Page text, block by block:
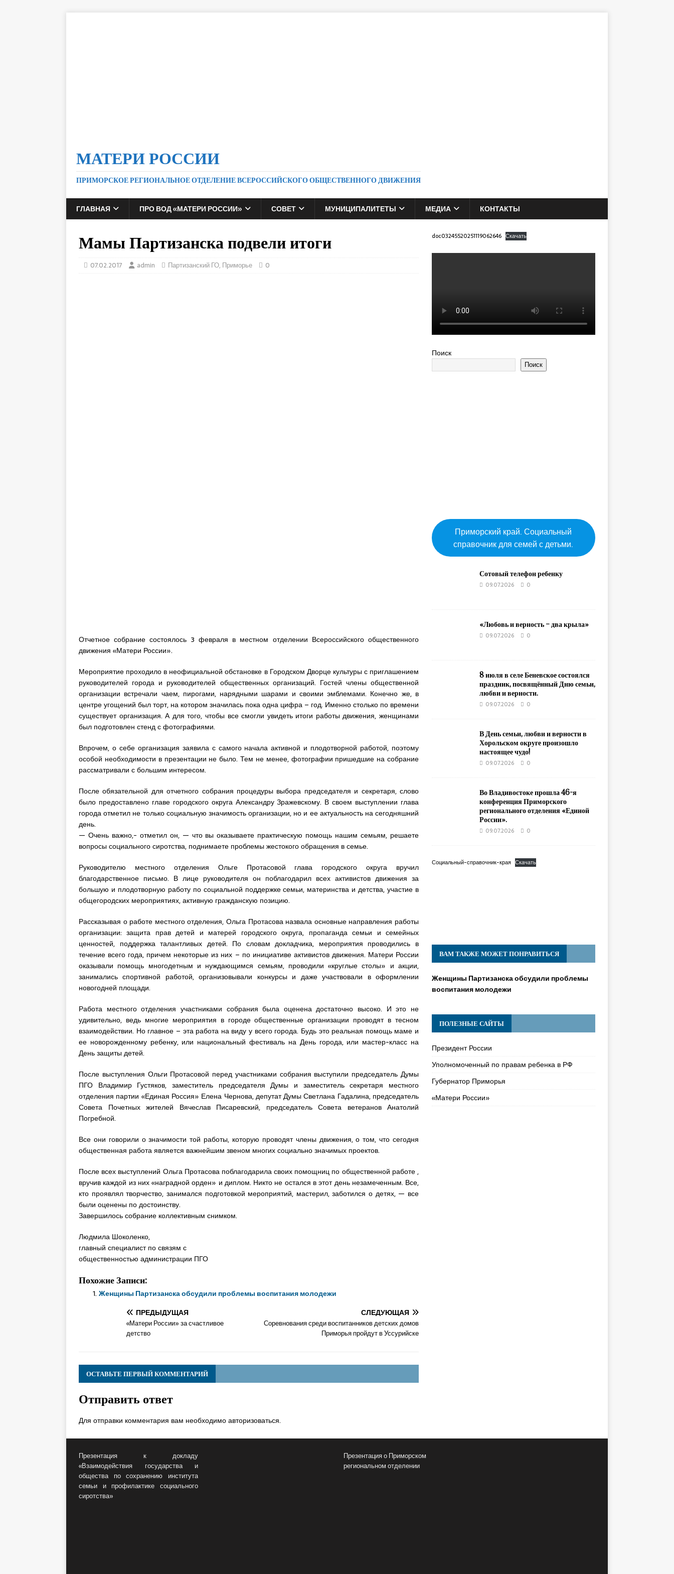
МАТЕРИ РОССИИ
ПРИМОРСКОЕ РЕГИОНАЛЬНОЕ ОТДЕЛЕНИЕ ВСЕРОССИЙСКОГО ОБЩЕСТВЕННОГО ДВИЖЕНИЯ
ГЛАВНАЯ ПРО ВОД «МАТЕРИ РОССИИ» СОВЕТ МУНИЦИПАЛИТЕТЫ МЕДИА КОНТАКТЫ
Мамы Партизанска подвели итоги
07.02.2017 admin Партизанский ГО, Приморье 0
Отчетное собрание состоялось 3 февраля в местном отделении Всероссийского общественного
движения «Матери России».
Мероприятие проходило в неофициальной обстановке в Городском Дворце культуры с приглашением
руководителей города и руководителей общественных организаций. Гостей члены общественной
организации встречали чаем, пирогами, нарядными шарами и своими эмблемами. Конечно же, в
центре угощений был торт, на котором значилась пока одна цифра – год. Именно столько по времени
существует организация. А для того, чтобы все смогли увидеть итоги работы движения, женщинами
был подготовлен стенд с фотографиями.
Впрочем, о себе организация заявила с самого начала активной и плодотворной работой, поэтому
особой необходимости в презентации не было. Тем не менее, фотографии пришедшие на собрание
рассматривали с большим интересом.
После обязательной для отчетного собрания процедуры выбора председателя и секретаря, слово
было предоставлено главе городского округа Александру Зражевскому. В своем выступлении глава
города отметил не только социальную значимость организации, но и ее актуальность на сегодняшний
день.
— Очень важно,- отметил он, — что вы оказываете практическую помощь нашим семьям, решаете
вопросы социального сиротства, поднимаете проблемы жестокого обращения в семье.
Руководителю местного отделения Ольге Протасовой глава городского округа вручил
благодарственное письмо. В лице руководителя он поблагодарил всех активистов движения за
большую и плодотворную работу по социальной поддержке семьи, материнства и детства, участие в
общегородских мероприятиях, активную гражданскую позицию.
Рассказывая о работе местного отделения, Ольга Протасова назвала основные направления работы
организации: защита прав детей и матерей городского округа, пропаганда семьи и семейных
ценностей, поддержка талантливых детей. По словам докладчика, мероприятия проводились в
течение всего года, причем некоторые из них – по инициативе активистов движения. Матери России
оказывали помощь многодетным и нуждающимся семьям, проводили «круглые столы» и акции,
занимались спортивной работой, организовывали конкурсы и даже участвовали в оформлении
новогодней площади.
Работа местного отделения участниками собрания была оценена достаточно высоко. И это не
удивительно, ведь многие мероприятия в городе общественные организации проводят в тесном
взаимодействии. Но главное – эта работа на виду у всего города. Будь это реальная помощь маме и
ее новорожденному ребенку, или национальный фестиваль на День города, или мастер-класс на
День защиты детей.
После выступления Ольги Протасовой перед участниками собрания выступили председатель Думы
ПГО Владимир Густяков, заместитель председателя Думы и заместитель секретаря местного
отделения партии «Единая Россия» Елена Чернова, депутат Думы Светлана Гадалина, председатель
Совета Почетных жителей Вячеслав Писаревский, председатель Совета ветеранов Анатолий
Погребной.
Все они говорили о значимости той работы, которую проводят члены движения, о том, что сегодня
общественная работа является важнейшим звеном многих социально значимых проектов.
После всех выступлений Ольга Протасова поблагодарила своих помощниц по общественной работе ,
вручив каждой из них «наградной орден» и диплом. Никто не остался в этот день незамеченным. Все,
кто проявлял творчество, занимался подготовкой мероприятий, мастерил, заботился о детях, — все
были оценены по достоинству.
Завершилось собрание коллективным снимком.
Людмила Шоколенко,
главный специалист по связям с
общественностью администрации ПГО
Похожие Записи:
Женщины Партизанска обсудили проблемы воспитания молодежи
ПРЕДЫДУЩАЯ
«Матери России» за счастливое
детство
СЛЕДУЮЩАЯ
Соревнования среди воспитанников детских домов
Приморья пройдут в Уссурийске
ОСТАВЬТЕ ПЕРВЫЙ КОММЕНТАРИЙ
Отправить ответ
Для отправки комментария вам необходимоавторизоваться.
doc03245520251119062646 Скачать
Поиск
Поиск
Приморский край. Социальный
справочник для семей с детьми.
Сотовый телефон ребенку
09.07.2026 0
«Любовь и верность – два крыла»
09.07.2026 0
8 июля в селе Беневское состоялся
праздник, посвящённый Дню семьи,
любви и верности.
09.07.2026 0
В День семьи, любви и верности в
Хорольском округе произошло
настоящее чудо!
09.07.2026 0
Во Владивостоке прошла 46-я
конференция Приморского
регионального отделения «Единой
России».
09.07.2026 0
Социальный-справочник-края Скачать
ВАМ ТАКЖЕ МОЖЕТ ПОНРАВИТЬСЯ
Женщины Партизанска обсудили проблемы
воспитания молодежи
ПОЛЕЗНЫЕ САЙТЫ
Президент России
Уполномоченный по правам ребенка в РФ
Губернатор Приморья
«Матери России»
Презентация к докладу
«Взаимодействия государства и
общества по сохранению института
семьи и профилактике социального
сиротства»
Презентация о Приморском
региональном отделении